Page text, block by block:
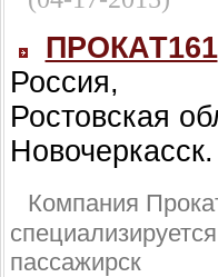
ПРОКАТ161
Россия,
Ростовская
Новочеркасск.
Компания
пассажирск